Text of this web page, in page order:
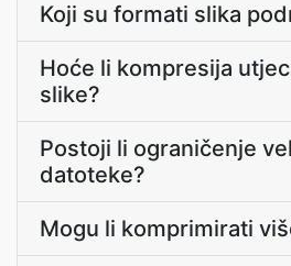
Koji su formati slika
Hoće li kompresija
slike?
Postoji li ograničenje
datoteke?
Mogu li komprimirati